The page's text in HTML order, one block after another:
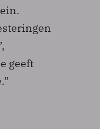
geeft